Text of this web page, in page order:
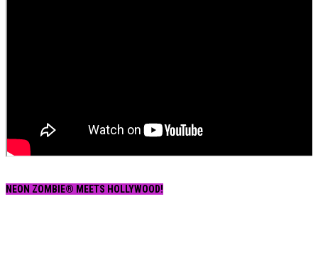
NEON ZOMBIE® MEETS HOLLYWOOD!